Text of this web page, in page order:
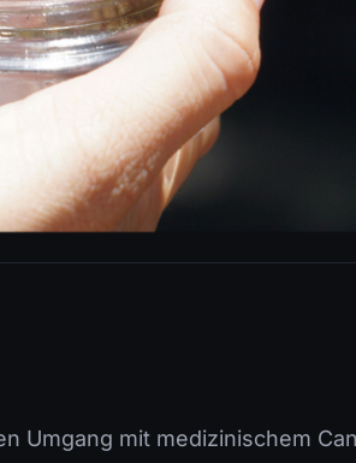
Umgang mit medizinischem